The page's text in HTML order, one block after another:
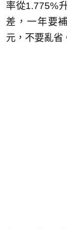
率從1.775%
差，一年要
元，不要亂省